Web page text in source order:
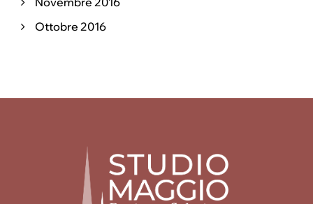
Ottobre 2016